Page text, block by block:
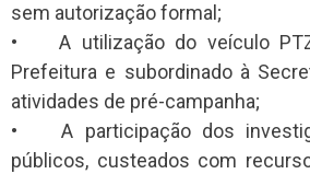
sem autorização formal;
• A utilização do veículo
Prefeitura e subordinado à
atividades de pré-campanha;
• A participação dos
públicos, custeados com